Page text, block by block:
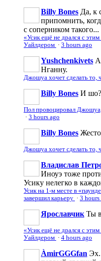
Billy Bones Да, к
припомнить,
с соперником такого...
«Усик ещё не дрался с
Уайлдером · 3 hours ago
Yushchenkivets
Нганну.
Джошуа хочет сделать то,
Billy Bones И шо?
Пол провоцировал
· 3 hours ago
Billy Bones
Джошуа хочет сделать то,
Владислав
Иноуэ тоже
Усику нелегко в
Усик на 1-м месте в
завершил карьеру · 3 hours
Ярославчик Ты
«Усик ещё не дрался с
Уайлдером · 4 hours ago
ÀmirGGGfan